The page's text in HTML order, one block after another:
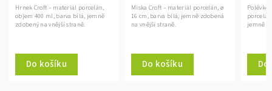
Do košíku
Hrnek Croft – materiál porcelán,
objem 400 ml, barva bílá, jemně
zdobený na vnější straně.
Do košíku
Miska Croft – materiál porcelán, ø
16 cm, barva bílá, jemně zdobená
na vnější straně.
jemně